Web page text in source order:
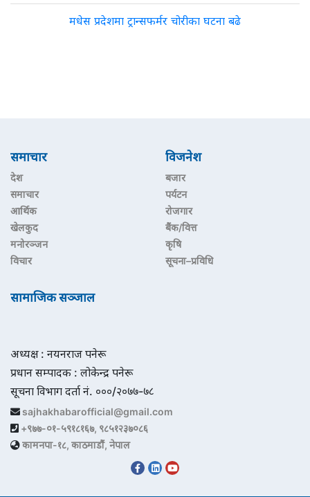
मधेस प्रदेशमा ट्रान्सफर्मर चोरीका घटना बढे
समाचार
देश
समाचार
आर्थिक
खेलकुद
मनोरञ्जन
विचार
विजनेश
बजार
पर्यटन
रोजगार
बैंक/वित्त
कृषि
सूचना–प्रविधि
सामाजिक सञ्जाल
अध्यक्ष : नयनराज पनेरू
प्रधान सम्पादक : लोकेन्द्र पनेरू
सूचना विभाग दर्ता नं. ०००/२०७७-७८
sajhakhabarofficial@gmail.com
+९७७-०१-५९१८१६७, ९८५१२३७०८६
कामनपा-१८, काठमाडौं, नेपाल